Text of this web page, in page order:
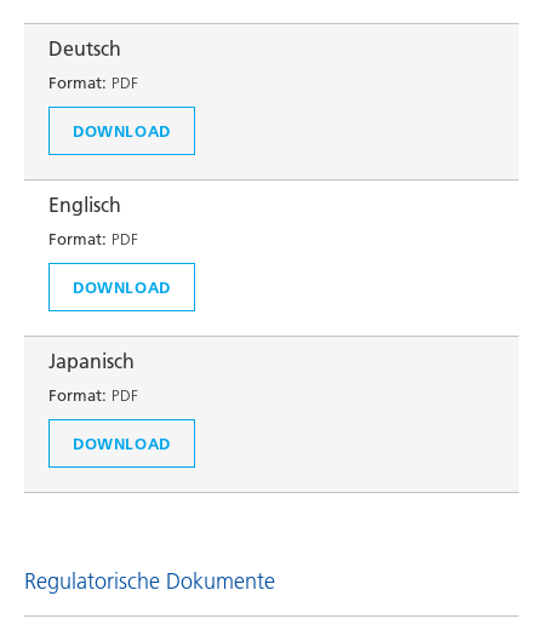
Deutsch
Format: PDF
DOWNLOAD
Englisch
Format: PDF
DOWNLOAD
Japanisch
Format: PDF
DOWNLOAD
Regulatorische Dokumente